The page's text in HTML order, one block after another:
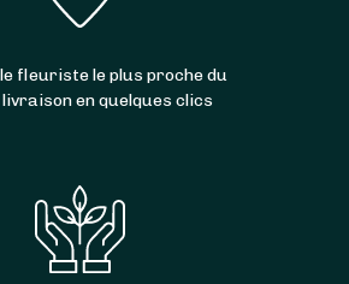
fleuriste le plus proche du
livraison en quelques clics